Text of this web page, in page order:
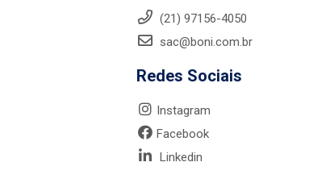
(21) 97156-4050
sac@boni.com.br
Redes Sociais
Instagram
Facebook
Linkedin